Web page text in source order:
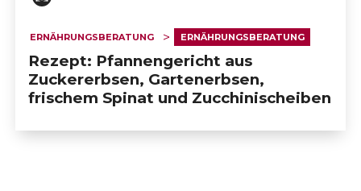
ERNÄHRUNGSBERATUNG ERNÄHRUNGSBERATUNG
Rezept: Pfannengericht aus
Zuckererbsen, Gartenerbsen,
frischem Spinat und Zucchinischeiben